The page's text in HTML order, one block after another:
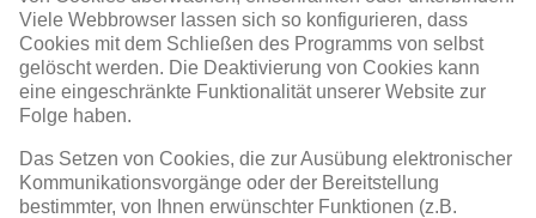
Viele Webbrowser lassen sich so konfigurieren, dass
Cookies mit dem Schließen des Programms von selbst
gelöscht werden. Die Deaktivierung von Cookies kann
eine eingeschränkte Funktionalität unserer Website zur
Folge haben.
Das Setzen von Cookies, die zur Ausübung elektronischer
Kommunikationsvorgänge oder der Bereitstellung
bestimmter, von Ihnen erwünschter Funktionen (z.B.